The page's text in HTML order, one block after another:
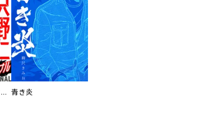
特命係長 只野仁ファイナル 愛蔵版 青き炎